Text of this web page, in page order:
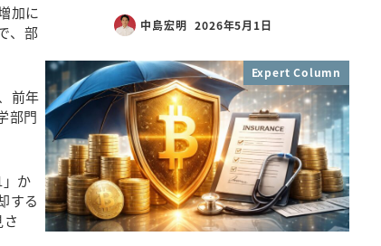
加に
、部
前年
部門
か
する
中島宏明 2026年5月1日
Expert Column